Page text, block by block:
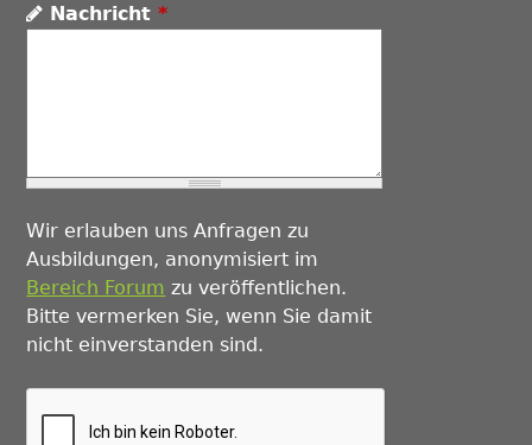
Nachricht*
Wir erlauben uns Anfragen zu
Ausbildungen, anonymisiert im
Bereich Forum zu veröffentlichen.
Bitte vermerken Sie, wenn Sie damit
nicht einverstanden sind.